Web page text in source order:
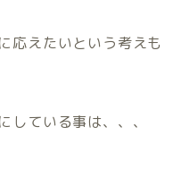
応えたいという考えも
している事は、、、